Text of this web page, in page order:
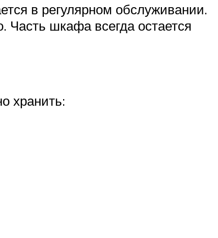
в регулярном обслуживании.
Часть шкафа всегда остается
хранить: